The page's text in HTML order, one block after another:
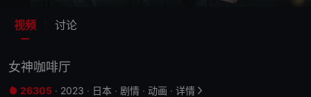
视频 讨论
女神咖啡厅
 26305 · 2023 · 日本 · 剧情 · 动画 · 详情 